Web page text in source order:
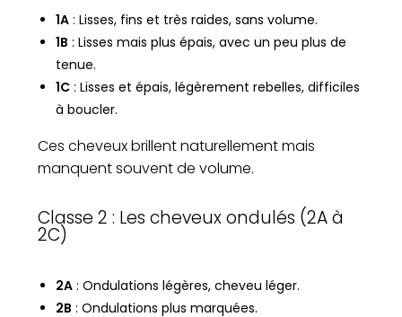
1A : Lisses, fins et très raides, sans volume.
1B : Lisses mais plus épais, avec un peu plus de
tenue.
1C : Lisses et épais, légèrement rebelles, difficiles
à boucler.
Ces cheveux brillent naturellement mais
manquent souvent de volume.
Classe 2 : Les cheveux ondulés (2A à
2C)
2A : Ondulations légères, cheveu léger.
2B : Ondulations plus marquées.